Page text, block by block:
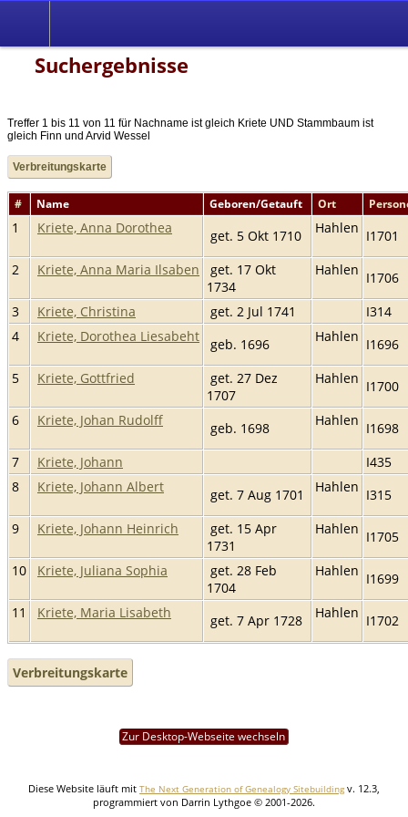
Suchergebnisse
Treffer 1 bis 11 von 11 für Nachname ist gleich Kriete UND Stammbaum ist
gleich Finn und Arvid Wessel
Verbreitungskarte
# Name Geboren/Getauft Ort
1 Kriete, Anna Dorothea get. 5 Okt 1710 Hahlen I1701
2
Kriete, Anna Maria Ilsaben
get. 17 Okt
1734
Hahlen I1706
3
Kriete, Christina get. 2 Jul 1741
I314
4
Kriete, Dorothea Liesabeht geb. 1696 Hahlen I1696
5
Kriete, Gottfried
get. 27 Dez
1707
Hahlen I1700
6
Kriete, Johan Rudolff geb. 1698 Hahlen I1698
7
Kriete, Johann
I435
8
Kriete, Johann Albert get. 7 Aug 1701 Hahlen I315
9
Kriete, Johann Heinrich
get. 15 Apr
1731
Hahlen I1705
10
Kriete, Juliana Sophia
get. 28 Feb
1704
Hahlen I1699
11
Kriete, Maria Lisabeth get. 7 Apr 1728 Hahlen I1702
Verbreitungskarte
Zur Desktop-Webseite wechseln
Diese Website läuft mit The Next Generation of Genealogy Sitebuilding v. 12.3,
programmiert von Darrin Lythgoe © 2001-2026.